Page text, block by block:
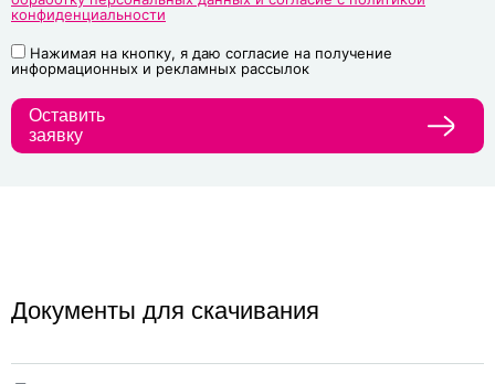
конфиденциальности
Нажимая на кнопку, я даю согласие на получение
информационных и рекламных рассылок
Оставить
заявку
Документы для скачивания